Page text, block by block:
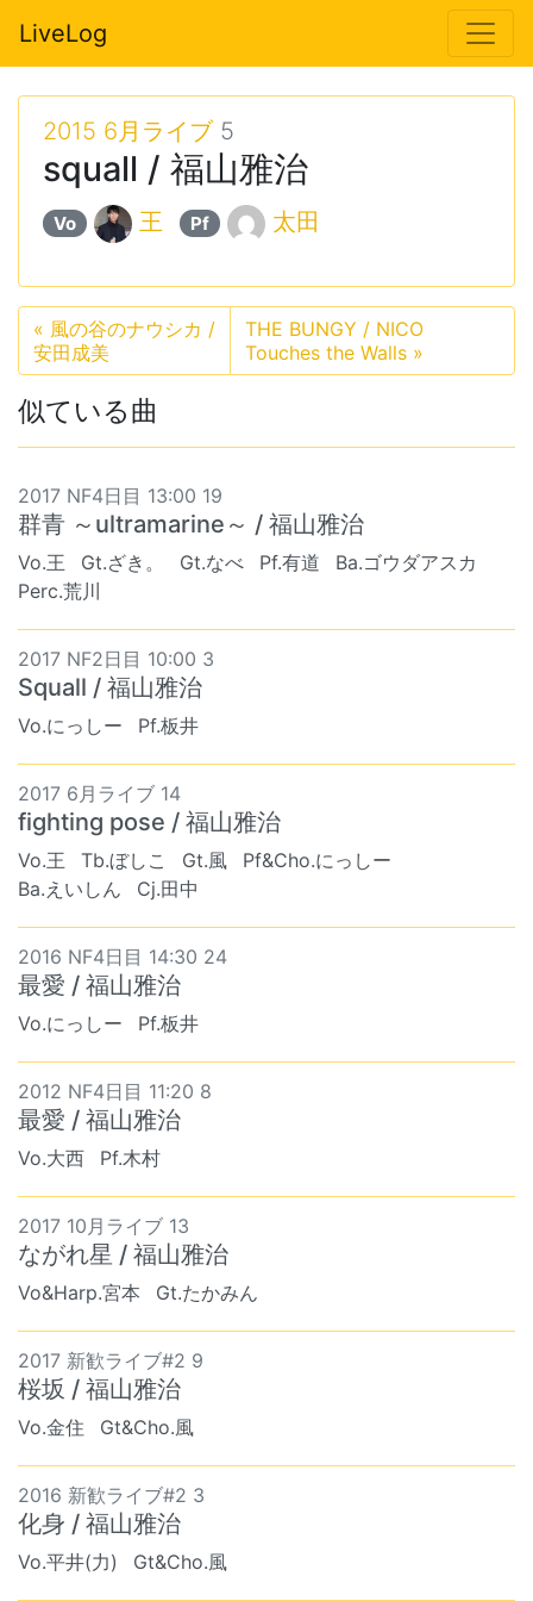
LiveLog
2015 6月ライブ5
squall / 福山雅治
Vo 王 Pf 太田
« 風の谷のナウシカ /
安田成美
THE BUNGY / NICO
Touches the Walls »
似ている曲
2017 NF4日目 13:00 19
群青 ～ultramarine～ / 福山雅治
Vo.王 Gt.ざき。 Gt.なべ Pf.有道
Ba.ゴウダアスカ
Perc.荒川
2017 NF2日目 10:00 3
Squall / 福山雅治
Vo.にっしー Pf.板井
2017 6月ライブ 14
fighting pose / 福山雅治
Vo.王 Tb.ぼしこ Gt.風
Pf&Cho.にっしー
Ba.えいしん
Cj.田中
2016 NF4日目 14:30 24
最愛 / 福山雅治
Vo.にっしー Pf.板井
2012 NF4日目 11:20 8
最愛 / 福山雅治
Vo.大西 Pf.木村
2017 10月ライブ 13
ながれ星 / 福山雅治
Vo&Harp.宮本 Gt.たかみん
2017 新歓ライブ#2 9
桜坂 / 福山雅治
Vo.金住 Gt&Cho.風
2016 新歓ライブ#2 3
化身 / 福山雅治
Vo.平井(力) Gt&Cho.風